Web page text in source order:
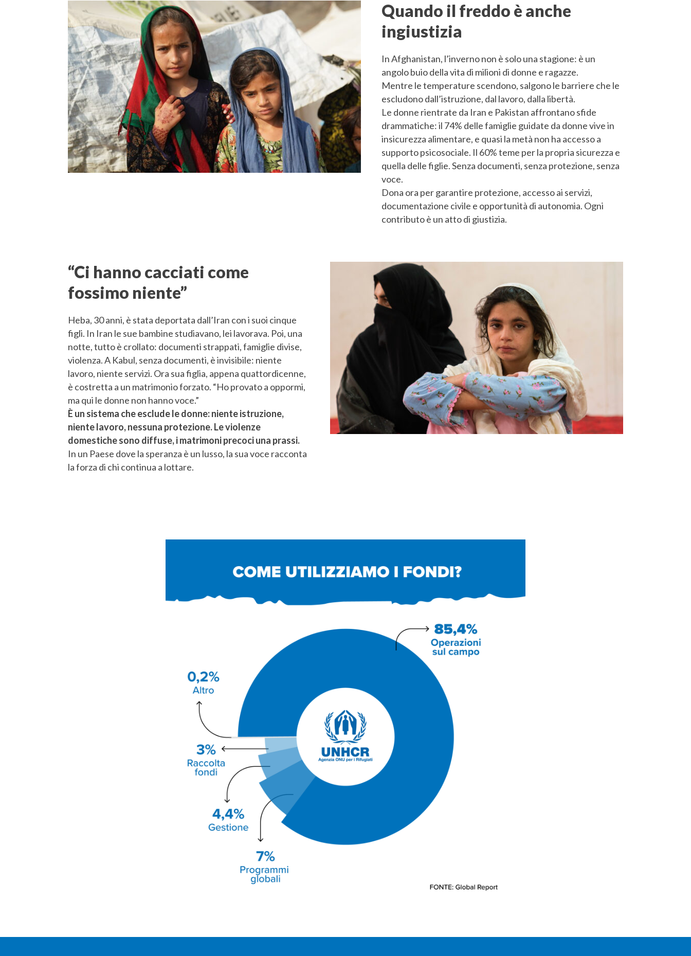
Quando il freddo è anche
ingiustizia
In Afghanistan, l’inverno non è solo una stagione: è un
angolo buio della vita di milioni di donne e ragazze.
Mentre le temperature scendono, salgono le barriere che le
escludono dall’istruzione, dal lavoro, dalla libertà.
Le donne rientrate da Iran e Pakistan affrontano sfide
drammatiche: il 74% delle famiglie guidate da donne vive in
insicurezza alimentare, e quasi la metà non ha accesso a
supporto psicosociale. Il 60% teme per la propria sicurezza e
quella delle figlie. Senza documenti, senza protezione, senza
voce.
Dona ora per garantire protezione, accesso ai servizi,
documentazione civile e opportunità di autonomia. Ogni
contributo è un atto di giustizia.
“Ci hanno cacciati come
fossimo niente”
Heba, 30 anni, è stata deportata dall’Iran con i suoi cinque
figli. In Iran le sue bambine studiavano, lei lavorava. Poi, una
notte, tutto è crollato: documenti strappati, famiglie divise,
violenza. A Kabul, senza documenti, è invisibile: niente
lavoro, niente servizi. Ora sua figlia, appena quattordicenne,
è costretta a un matrimonio forzato. “Ho provato a oppormi,
ma qui le donne non hanno voce.”
È un sistema che esclude le donne: niente istruzione,
niente lavoro, nessuna protezione. Le violenze
domestiche sono diffuse, i matrimoni precoci una prassi.
In un Paese dove la speranza è un lusso, la sua voce racconta
la forza di chi continua a lottare.